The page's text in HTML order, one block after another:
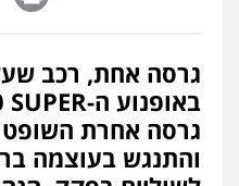
עו"ד (רו"ח)
עבירות מס
גרסה אחת, רכב
גרסה אחרת השופט
והתנגש בעוצמה